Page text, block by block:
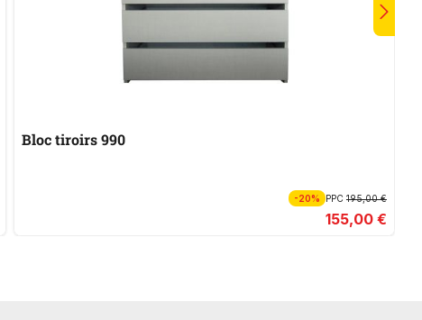
Bloc tiroirs 990
-20% PPC 195,00 €
155,00 €